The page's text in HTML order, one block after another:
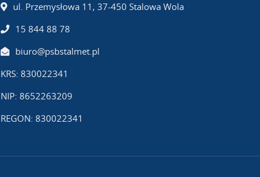
ul. Przemysłowa 11, 37-450 Stalowa Wola
15 844 88 78
biuro@psbstalmet.pl
KRS: 830022341
NIP: 8652263209
REGON: 830022341